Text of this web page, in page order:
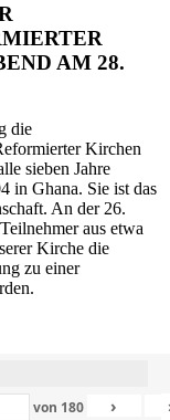
AM 28.
die
Kirchen
sieben Jahre
in Ghana. Sie ist das
An der 26.
aus etwa
Kirche die
zu einer
von 180 ›